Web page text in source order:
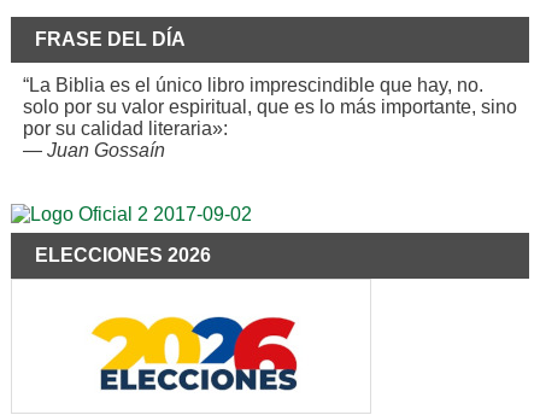
FRASE DEL DÍA
“La Biblia es el único libro imprescindible que hay, no.
solo por su valor espiritual, que es lo más importante, sino
por su calidad literaria»:
— Juan Gossaín
ELECCIONES 2026